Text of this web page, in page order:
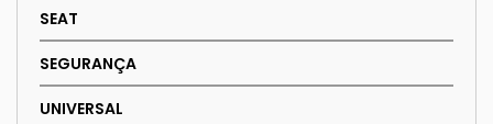
SEAT
SEGURANÇA
UNIVERSAL